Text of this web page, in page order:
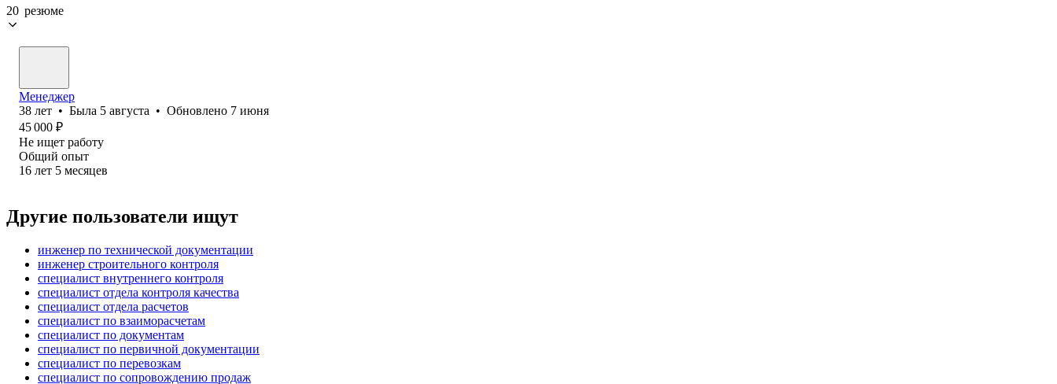
20 резюме
Менеджер
38 лет • Была 5 августа • Обновлено 7 июня
45 000 ₽
Не ищет работу
Общий опыт
16 лет 5 месяцев
Другие пользователи ищут
инженер по технической документации
инженер строительного контроля
специалист внутреннего контроля
специалист отдела контроля качества
специалист отдела расчетов
специалист по взаиморасчетам
специалист по документам
специалист по первичной документации
специалист по перевозкам
специалист по сопровождению продаж